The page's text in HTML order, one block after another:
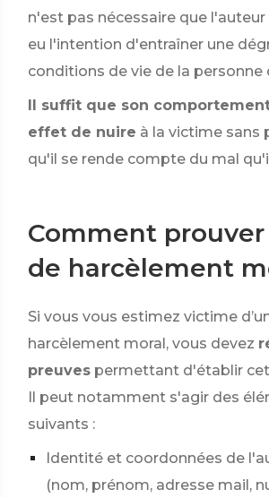
n'est pas nécessaire que
eu l'intention d'entraîner une
conditions de vie de la personne
Il suffit que son
effet de nuire à la victime sans
qu'il se rende compte du mal
Comment prouver
de harcèlement
Si vous vous estimez victime
harcèlement moral, vous devez
preuves permettant d'établir
Il peut notamment s'agir des
suivants :
Identité et coordonnées de
(nom, prénom, adresse mail,